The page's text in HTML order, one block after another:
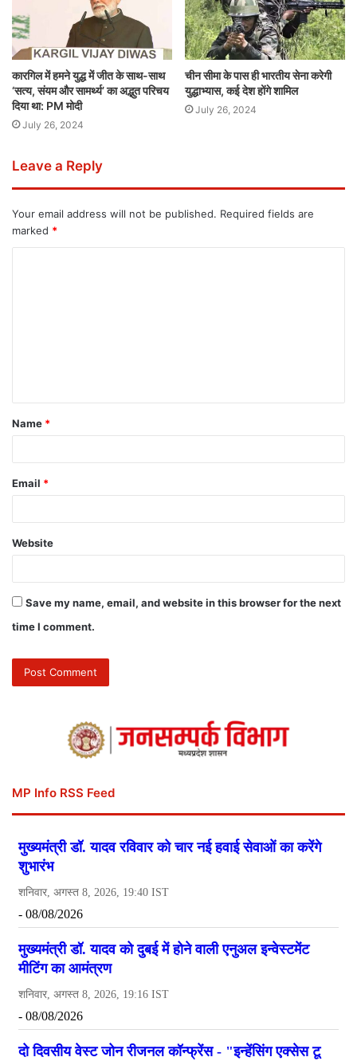
कारगिल में हमने युद्ध में जीत के साथ-साथ
‘सत्य, संयम और सामर्थ्य’ का अद्भुत परिचय
दिया था: PM मोदी
July 26, 2024
चीन सीमा के पास ही भारतीय सेना करेगी
युद्धाभ्यास, कई देश होंगे शामिल
July 26, 2024
Leave a Reply
Your email address will not be published. Required fields are
marked *
Name *
Email *
Website
Save my name, email, and website in this browser for the next
time I comment.
MP Info RSS Feed